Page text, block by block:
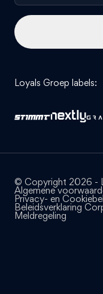
Loyals Groep labels:
© Copyright 2026 -
Algemene
Privacy- en
Beleidsverklaring
Meldregeling